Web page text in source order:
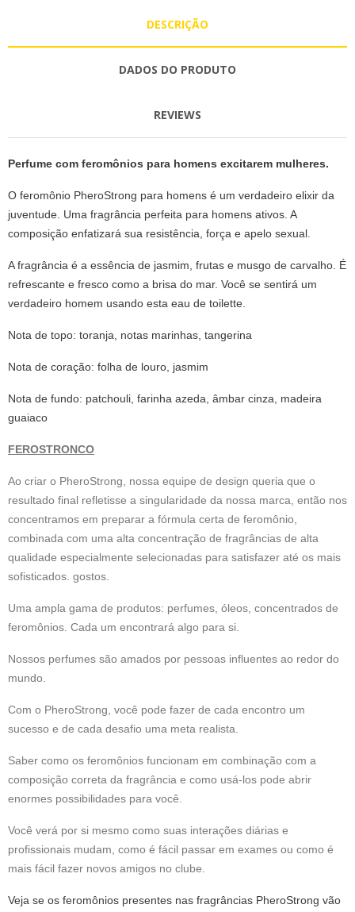
DESCRIÇÃO
DADOS DO PRODUTO
REVIEWS
Perfume com feromônios para homens excitarem mulheres.
O feromônio PheroStrong para homens é um verdadeiro elixir da
juventude. Uma fragrância perfeita para homens ativos. A
composição enfatizará sua resistência, força e apelo sexual.
A fragrância é a essência de jasmim, frutas e musgo de carvalho. É
refrescante e fresco como a brisa do mar. Você se sentirá um
verdadeiro homem usando esta eau de toilette.
Nota de topo: toranja, notas marinhas, tangerina
Nota de coração: folha de louro, jasmim
Nota de fundo: patchouli, farinha azeda, âmbar cinza, madeira
guaiaco
FEROSTRONCO
Ao criar o PheroStrong, nossa equipe de design queria que o
resultado final refletisse a singularidade da nossa marca, então nos
concentramos em preparar a fórmula certa de feromônio,
combinada com uma alta concentração de fragrâncias de alta
qualidade especialmente selecionadas para satisfazer até os mais
sofisticados. gostos.
Uma ampla gama de produtos: perfumes, óleos, concentrados de
feromônios. Cada um encontrará algo para si.
Nossos perfumes são amados por pessoas influentes ao redor do
mundo.
Com o PheroStrong, você pode fazer de cada encontro um
sucesso e de cada desafio uma meta realista.
Saber como os feromônios funcionam em combinação com a
composição correta da fragrância e como usá-los pode abrir
enormes possibilidades para você.
Você verá por si mesmo como suas interações diárias e
profissionais mudam, como é fácil passar em exames ou como é
mais fácil fazer novos amigos no clube.
Veja se os feromônios presentes nas fragrâncias PheroStrong vão